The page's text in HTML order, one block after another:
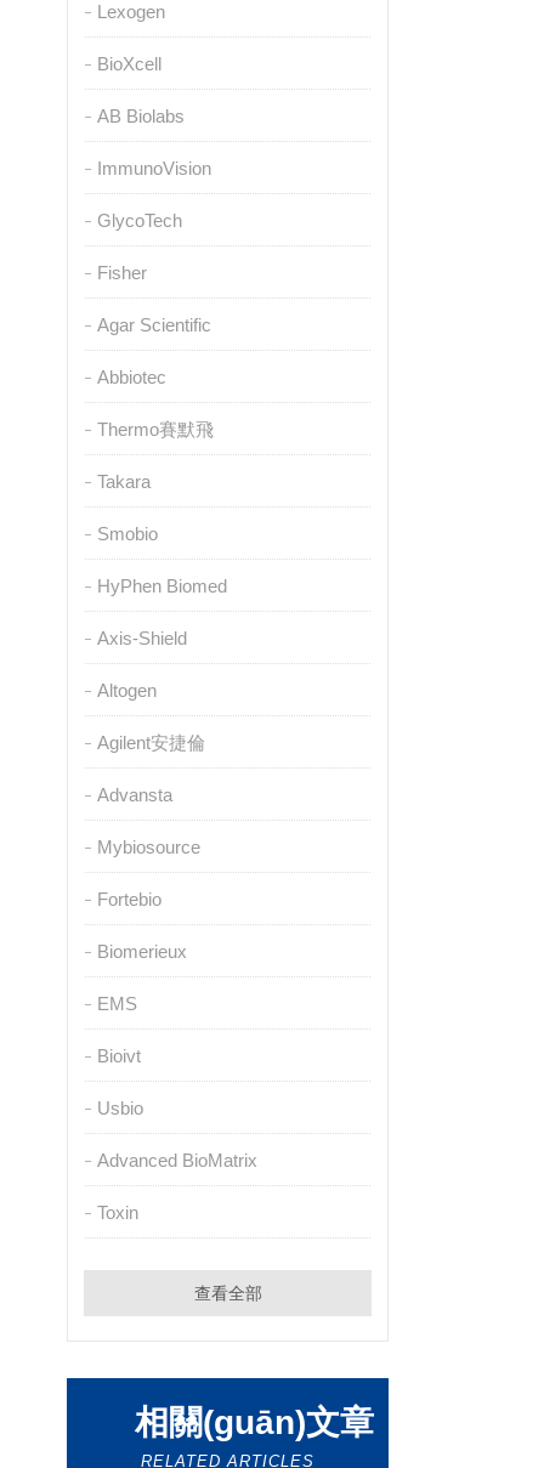
Lexogen
BioXcell
AB Biolabs
ImmunoVision
GlycoTech
Fisher
Agar Scientific
Abbiotec
Thermo賽默飛
Takara
Smobio
HyPhen Biomed
Axis-Shield
Altogen
Agilent安捷倫
Advansta
Mybiosource
Fortebio
Biomerieux
EMS
Bioivt
Usbio
Advanced BioMatrix
Toxin
查看全部
相關(guān)文章
RELATED ARTICLES